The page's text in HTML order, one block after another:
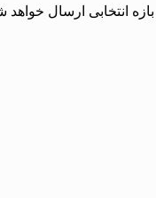
انتخابی ارسال خواهد